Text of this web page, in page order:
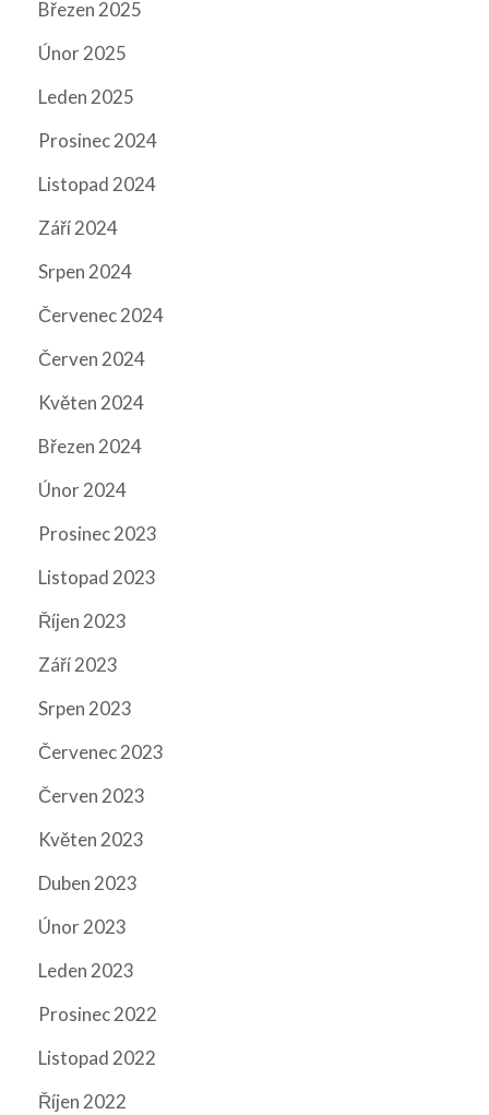
Březen 2025
Únor 2025
Leden 2025
Prosinec 2024
Listopad 2024
Září 2024
Srpen 2024
Červenec 2024
Červen 2024
Květen 2024
Březen 2024
Únor 2024
Prosinec 2023
Listopad 2023
Říjen 2023
Září 2023
Srpen 2023
Červenec 2023
Červen 2023
Květen 2023
Duben 2023
Únor 2023
Leden 2023
Prosinec 2022
Listopad 2022
Říjen 2022